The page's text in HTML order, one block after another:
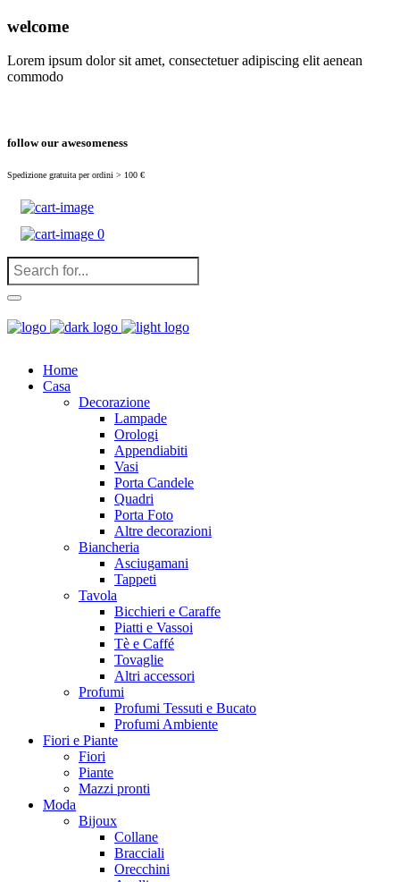
welcome
Lorem ipsum dolor sit amet, consectetuer adipiscing elit aenean
commodo
follow our awesomeness
Spedizione gratuita per ordini > 100 €
0
Home
Casa
Decorazione
Lampade
Orologi
Appendiabiti
Vasi
Porta Candele
Quadri
Porta Foto
Altre decorazioni
Biancheria
Asciugamani
Tappeti
Tavola
Bicchieri e Caraffe
Piatti e Vassoi
Tè e Caffé
Tovaglie
Altri accessori
Profumi
Profumi Tessuti e Bucato
Profumi Ambiente
Fiori e Piante
Fiori
Piante
Mazzi pronti
Moda
Bijoux
Collane
Bracciali
Orecchini